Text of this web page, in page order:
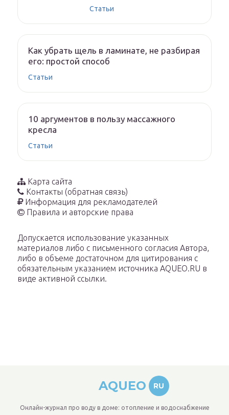
Статьи
Как убрать щель в ламинате, не разбирая
его: простой способ
Статьи
10 аргументов в пользу массажного
кресла
Статьи
Карта сайта
Контакты (обратная связь)
Информация для рекламодателей
Правила и авторские права
Допускается использование указанных
материалов либо с письменного согласия Автора,
либо в объеме достаточном для цитирования с
обязательным указанием источника AQUEO.RU в
виде активной ссылки.
AQUEO RU
Онлайн-журнал про воду в доме: отопление и водоснабжение